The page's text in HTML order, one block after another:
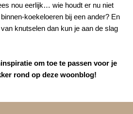
nou eerlijk… wie houdt er nu niet
koekeloeren bij een ander? En
knutselen dan kun je aan de slag
om toe te passen voor je
rond op deze woonblog!